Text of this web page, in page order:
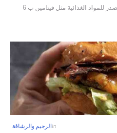
الزنجبيل هو جذر قوي وحار يعمل كمصدر للمواد الغذائية مثل فيتامين ب 6
inالرجيم والرشاقة